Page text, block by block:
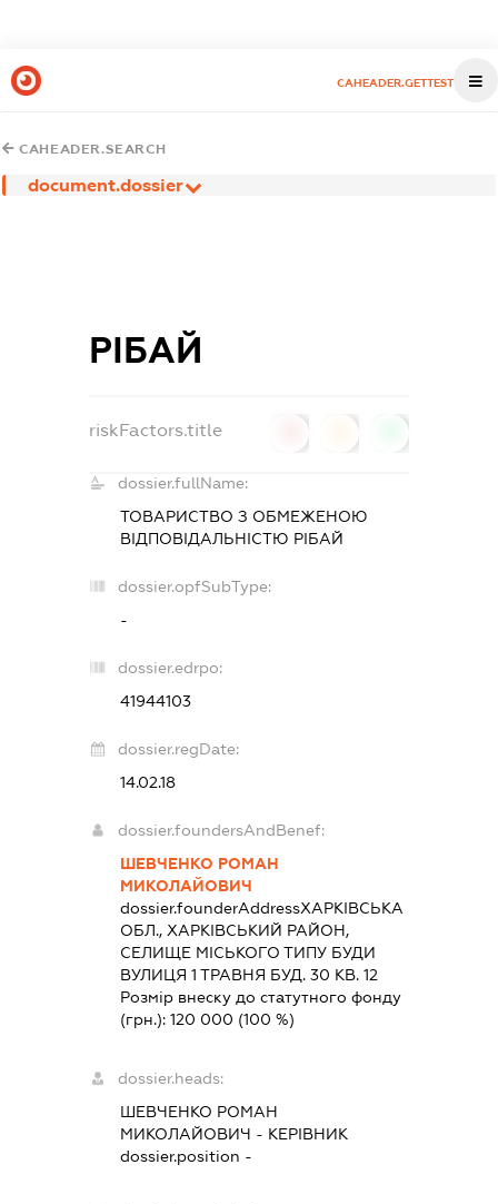
CAHEADER.GETTEST
CAHEADER.SEARCH
document.dossier
РІБАЙ
riskFactors.title
dossier.fullName:
ТОВАРИСТВО З ОБМЕЖЕНОЮ
ВІДПОВІДАЛЬНІСТЮ РІБАЙ
dossier.opfSubType:
-
dossier.edrpo:
41944103
dossier.regDate:
14.02.18
dossier.foundersAndBenef:
ШЕВЧЕНКО РОМАН
МИКОЛАЙОВИЧ
dossier.founderAddressХАРКІВСЬКА
ОБЛ., ХАРКІВСЬКИЙ РАЙОН,
СЕЛИЩЕ МІСЬКОГО ТИПУ БУДИ
ВУЛИЦЯ 1 ТРАВНЯ БУД. 30 КВ. 12
Розмір внеску до статутного фонду
(грн.): 120 000 (100 %)
dossier.heads:
ШЕВЧЕНКО РОМАН
МИКОЛАЙОВИЧ - КЕРІВНИК
dossier.position -